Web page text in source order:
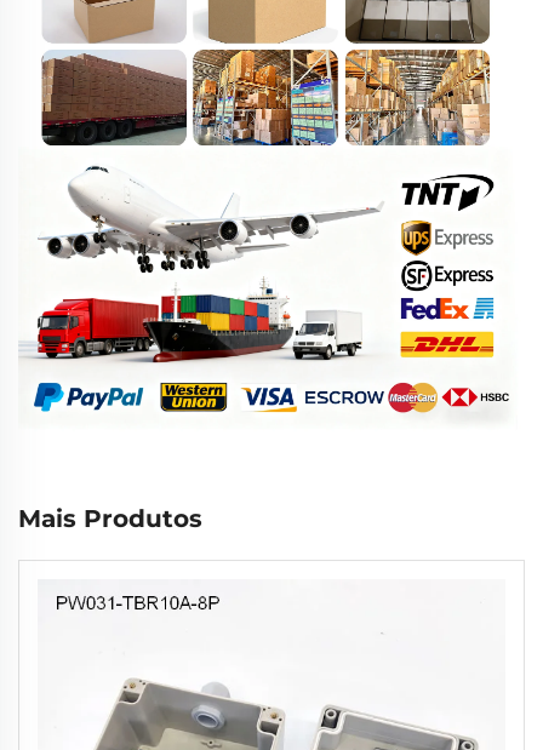
Mais Produtos